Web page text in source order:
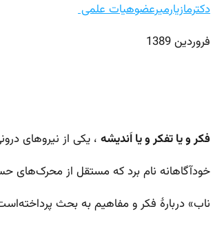
دکترمازیارمیرعضوهیات علمی
فروردین 1389
فکر و یا تفکر و یا اَندیشه ، یکی از نیروهای
خودآگاهانه نام برد که مستقل از محرک‌های
ناب» دربارهٔ فکر و مفاهیم به بحث